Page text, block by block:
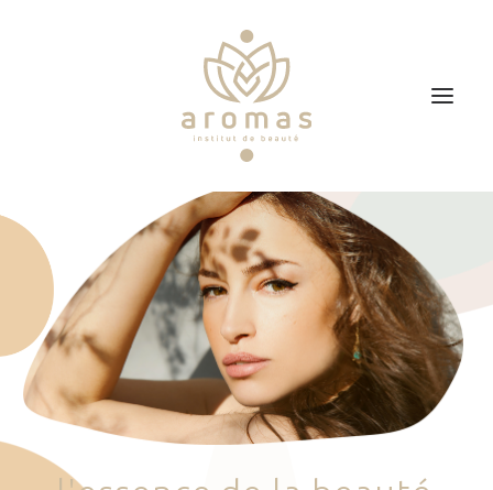
Soins
Je veux faire un bon cadeau
Plan d’accès
Prendre RDV